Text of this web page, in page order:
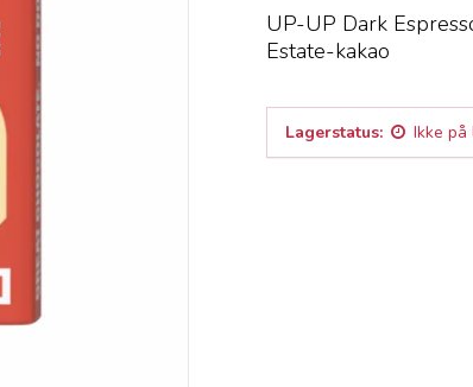
UP-UP Dark
Estate-kakao
Lagerstatus: Ikke på